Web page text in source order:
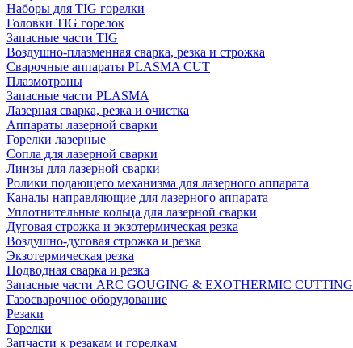
Наборы для TIG горелки
Головки TIG горелок
Запасные части TIG
Воздушно-плазменная сварка, резка и строжка
Сварочные аппараты PLASMA CUT
Плазмотроны
Запасные части PLASMA
Лазерная сварка, резка и очистка
Аппараты лазерной сварки
Горелки лазерные
Сопла для лазерной сварки
Линзы для лазерной сварки
Ролики подающего механизма для лазерного аппарата
Каналы направляющие для лазерного аппарата
Уплотнительные кольца для лазерной сварки
Дуговая строжка и экзотермическая резка
Воздушно-дуговая строжка и резка
Экзотермическая резка
Подводная сварка и резка
Запасные части ARC GOUGING & EXOTHERMIC CUTTING
Газосварочное оборудование
Резаки
Горелки
Запчасти к резакам и горелкам